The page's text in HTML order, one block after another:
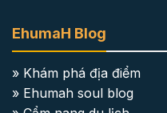
EhumaH Blog
» Khám phá địa điểm
» Ehumah soul blog